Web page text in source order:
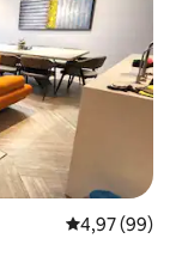
4,97 de uma
4,97 (99)